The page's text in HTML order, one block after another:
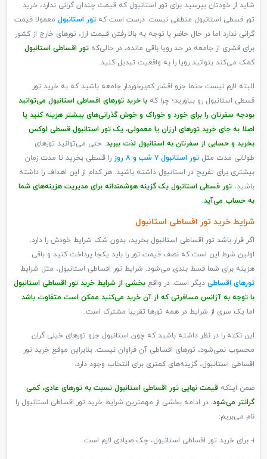
شاید از خودتان بپرسید برای تور استانبول که قیمت چندان گرانی ندارد، خرید
تور قسطی استانبول منطقی نیست. درست است که تور استانبول معمولا قیمت
گرانی ندارد اما در حال حاضر با توجه به بالا رفتن قیمت ارز، تورهای خارج از کشور
برای قشری از جامعه در حد رویا باقی مانده، در حالی‌که تور اقساطی استانبول
کمک می‌کند بتوانید رویا را به واقعیت تبدیل کنید.
البته لازم نیست حتما جزو اقشار کم‌برخوردار جامعه باشید که به خرید تور
قسطی استانبول رو بیاورید؛ چرا که با خرید تورهای اقساطی استانبول می‌توانید
بودجه سفرتان را برای خورد و خوراک و خوش گذرانی‌های بیشتر هزینه کنید یا
اصلا به جای خرید تورهای ارزان یا معمولی، یک تور استانبول قسطی لوکس
بخرید و حسابی از سفرتان به استانبول لذت ببرید. حتی‌ می‌توانید تورهای
طولانی مدت مثل تور استانبول ۷ شب و ۸ روز
را قسطی بخرید تا مدت زمان
بیشتری برای تفریح در استانبول داشته باشید. هر کدام از این اهداف را داشته
باشید، تور قسطی استانبول یک گزینه هوشمندانه برای مدیریت هزینه‌های شما
به حساب می‌آید.
شرایط خرید تور اقساطی استانبول
اگر قرار باشد تور اقساطی استانبول بخرید، بدون شک شرایط خودش را دارد.
اولین شرط این است که نصف قیمت تور را باید یکجا پرداخت کنید و باقی
هزینه برای شما قسط بندی می‌شود. شرایط تور اقساطی استانبول، مثل شرایط
تورهای اقساطی دیگر است. در واقع بخشی از شرایط خرید تور اقساطی استانبول
با توجه به آژانس مسافرتی که از آن خرید می‌کنید ممکن است متفاوت باشد
اما یک سری از شرایط در همه تورها تقریبا مشترک است.
این نکته را در نظر داشته باشید که چون استانبول جزو تورهای خیلی گران
محسوب نمی‌شود، تورهای اقساطی آن فراوان نیست. بنابراین موقع خرید تور
اقساطی استانبول، گزینه‌های کمتری برای انتخاب وجود دارد.
ضمن اینکه قیمت نهایی تور اقساطی استانبول نسبت به تورهای عادی، کمی
گرانتر می‌شود. در ادامه بخشی از مهمترین شرایط خرید تور اقساطی استانبول را
نام می‌بریم:
۱- برای خرید تور اقساطی استانبول، چک صیادی لازم است.